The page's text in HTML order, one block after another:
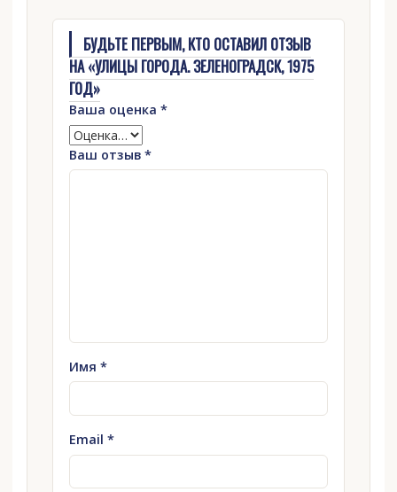
БУДЬТЕ ПЕРВЫМ, КТО ОСТАВИЛ ОТЗЫВ
НА «УЛИЦЫ ГОРОДА. ЗЕЛЕНОГРАДСК, 1975
ГОД»
Ваша оценка *
Ваш отзыв *
Имя *
Email *